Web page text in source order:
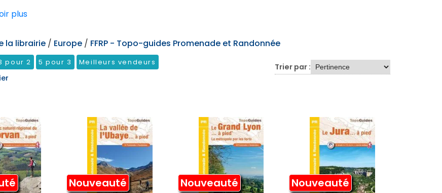
plus
la librairie / Europe / FFRP - Topo-guides Promenade et Randonnée
pour 2 5 pour 3 Meilleurs vendeurs Trier par :
Nouveauté Nouveauté Nouveauté